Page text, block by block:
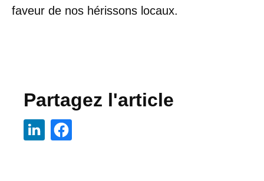
faveur de nos hérissons locaux.
Partagez l'article